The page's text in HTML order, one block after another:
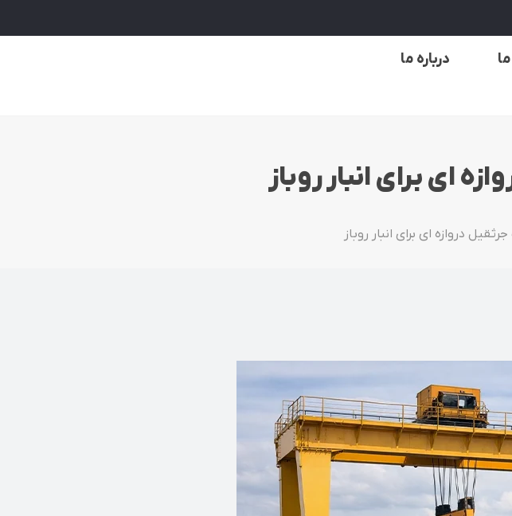
درباره ما
ای برای انبار روباز
دروازه‌ ای برای انبار روباز